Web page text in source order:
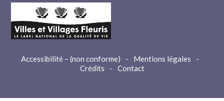
Accessibilité – (non conforme) - Mentions légales
-
Crédits
- Contact